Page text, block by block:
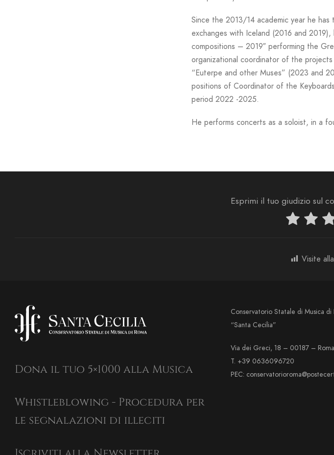
Since the 2013/14 academic year he
exchanges with Iceland (2016 and
compositions – 2019″ performing the
organizational coordinator of the
“Euterpe and other Muses” (2023 and
positions of Coordinator of the
period 2022 -2025.
He performs concerts as a soloist, in a
Esprimi il tuo giudizio sul
Visite
Dona il tuo 5×1000 alla Musica
Whistleblowing - Procedura per
le segnalazioni di illeciti
Conservatorio Statale di Musica di
“Santa Cecilia”
Via dei Greci, 18 – 00187 – Roma
T. +39 0636096720
PEC: